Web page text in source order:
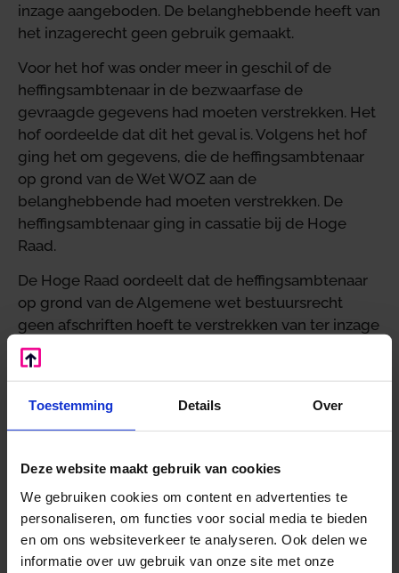
Toestemming Details Over
Deze website maakt gebruik van cookies
We gebruiken cookies om content en advertenties te
personaliseren, om functies voor social media te bieden
en om ons websiteverkeer te analyseren. Ook delen we
informatie over uw gebruik van onze site met onze
inzage aangeboden. De belanghebbende heeft van
het inzagerecht geen gebruik gemaakt.
Voor het hof was onder meer in geschil of de
heffingsambtenaar in de bezwaarfase de
gevraagde gegevens had moeten verstrekken. Het
hof oordeelde dat dit het geval is. Volgens het hof
ging het om gegevens, die de heffingsambtenaar
op grond van de Wet WOZ aan de
belanghebbende had moeten verstrekken. De
heffingsambtenaar ging in cassatie bij de Hoge
Raad.
De Hoge Raad oordeelt dat de heffingsambtenaar
op grond van de Algemene wet bestuursrecht
geen afschriften hoeft te verstrekken van ter inzage
gelegde stukken indien geen gebruik is gemaakt
van het inzagerecht. De Hoge Raad merkt op dat
aan het recht op afgifte van afschriften van ter
inzage gelegde stukken: overhandigen op kantoor
De Hoge Raad onderschrijft het oordeel van het hof
dat de heffingsambtenaar op grond van de Wet
WOZ verplicht is de gevraagde stukken toe te
zenden.